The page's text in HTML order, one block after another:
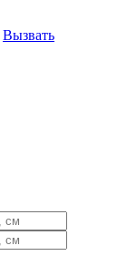
Вызвать